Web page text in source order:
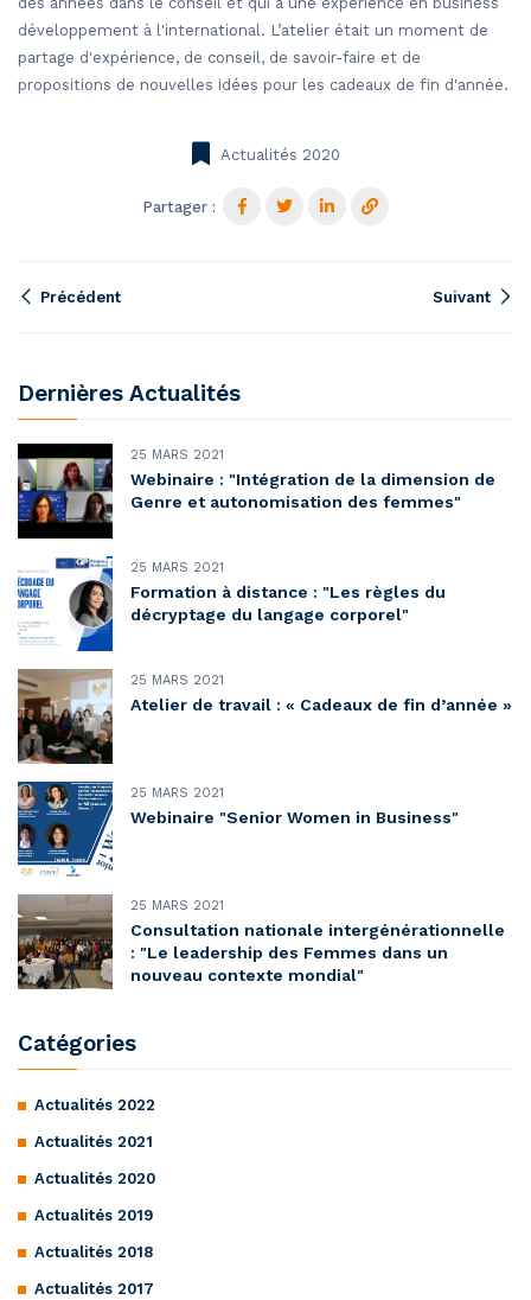
développement à l'international. L’atelier était un moment de
partage d'expérience, de conseil, de savoir-faire et de
propositions de nouvelles idées pour les cadeaux de fin d'année.
Actualités 2020
Partager :
Précédent Suivant
Dernières Actualités
25 MARS 2021
Webinaire : "Intégration de la dimension de
Genre et autonomisation des femmes"
25 MARS 2021
Formation à distance : "Les règles du
décryptage du langage corporel"
25 MARS 2021
Atelier de travail : « Cadeaux de fin d’année »
25 MARS 2021
Webinaire "Senior Women in Business"
25 MARS 2021
Consultation nationale intergénérationnelle
: "Le leadership des Femmes dans un
nouveau contexte mondial"
Catégories
Actualités 2022
Actualités 2021
Actualités 2020
Actualités 2019
Actualités 2018
Actualités 2017